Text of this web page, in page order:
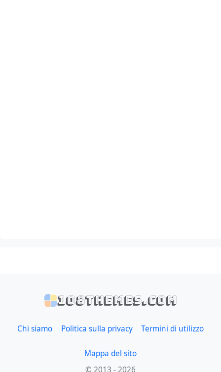
108themes.com
Chi siamo Politica sulla privacy Termini di utilizzo
Mappa del sito
© 2013 - 2026